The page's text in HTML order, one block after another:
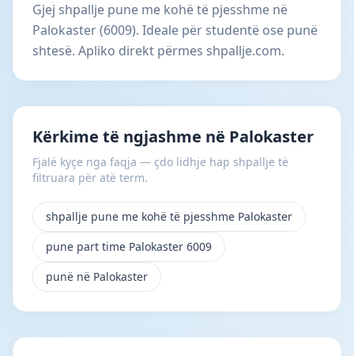
Gjej shpallje pune me kohë të pjesshme në
Palokaster (6009). Ideale për studentë ose punë
shtesë. Apliko direkt përmes shpallje.com.
Kërkime të ngjashme në Palokaster
Fjalë kyçe nga faqja — çdo lidhje hap shpallje të
filtruara për atë term.
shpallje pune me kohë të pjesshme Palokaster
pune part time Palokaster 6009
punë në Palokaster